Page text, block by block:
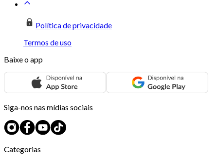
Política de privacidade
Termos de uso
Baixe o app
Siga-nos nas mídias sociais
Categorias